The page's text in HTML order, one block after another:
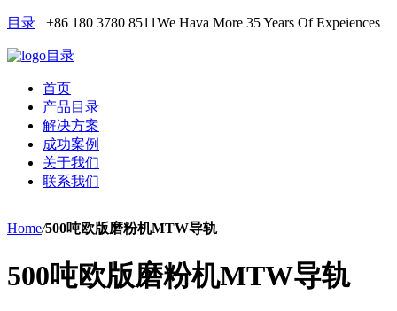
目录 +86 180 3780 8511We Hava More 35 Years Of Expeiences
目录
首页
产品目录
解决方案
成功案例
关于我们
联系我们
Home/500吨欧版磨粉机MTW导轨
500吨欧版磨粉机MTW导轨